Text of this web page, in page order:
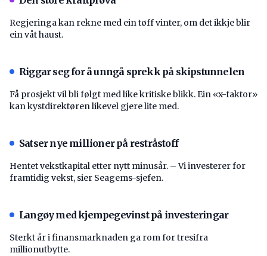
Regjeringa kan rekne med ein tøff vinter, om det ikkje blir
ein våt haust.
Riggar seg for å unngå sprekk på skipstunnelen
Få prosjekt vil bli følgt med like kritiske blikk. Ein «x-faktor»
kan kystdirektøren likevel gjere lite med.
Satser nye millioner på restråstoff
Hentet vekstkapital etter nytt minusår. – Vi investerer for
framtidig vekst, sier Seagems-sjefen.
Langøy med kjempegevinst på investeringar
Sterkt år i finansmarknaden ga rom for tresifra
millionutbytte.